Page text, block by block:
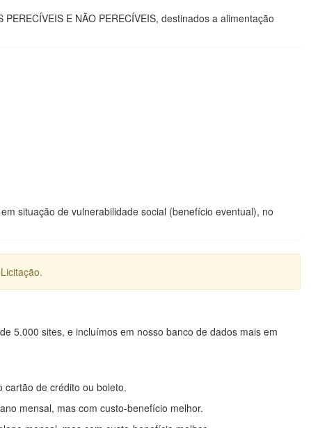
E NÃO PERECÍVEIS, destinados a alimentação
situação de vulnerabilidade social (benefício eventual), no
5.000 sites, e incluímos em nosso banco de dados mais em
cartão de crédito ou boleto.
mensal, mas com custo-benefício melhor.